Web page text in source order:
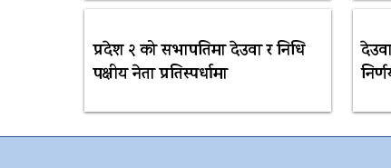
प्रदेश २ को सभापतिमा देउवा र निधि
पक्षीय नेता प्रतिस्पर्धामा